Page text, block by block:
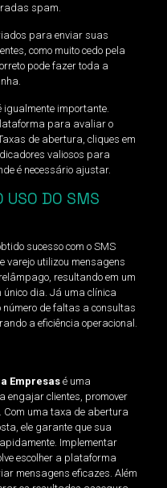
spam.
para enviar suas
como muito cedo pela
pode fazer toda a
importante.
para avaliar o
de abertura, cliques em
valiosos para
é necessário ajustar.
USO DO SMS
sucesso com o SMS
varejo utilizou mensagens
resultando em um
único dia. Já uma clínica
de faltas a consultas
a eficiência operacional.
Empresasé uma
engajar clientes, promover
Com uma taxa de abertura
ele garante que sua
Implementar
escolher a plataforma
mensagens eficazes. Além